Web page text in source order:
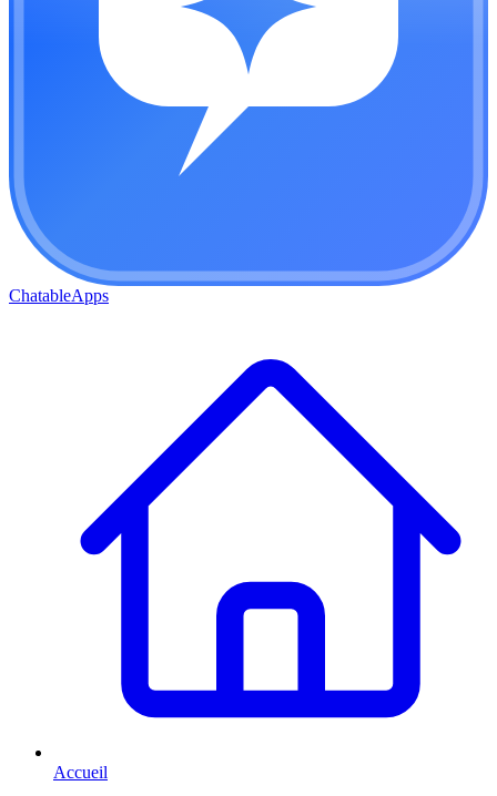
ChatableApps
Accueil